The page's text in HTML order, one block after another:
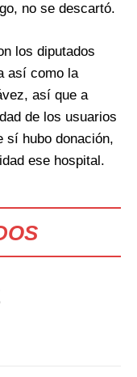
no se descartó.
los diputados
así como la
así que a
de los usuarios
sí hubo donación,
ese hospital.